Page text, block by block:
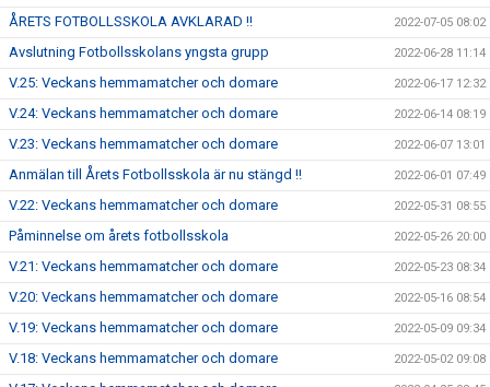
ÅRETS FOTBOLLSSKOLA AVKLARAD !! 2022-07-05 08:02
Avslutning Fotbollsskolans yngsta grupp 2022-06-28 11:14
V.25: Veckans hemmamatcher och domare 2022-06-17 12:32
V.24: Veckans hemmamatcher och domare 2022-06-14 08:19
V.23: Veckans hemmamatcher och domare 2022-06-07 13:01
Anmälan till Årets Fotbollsskola är nu stängd !! 2022-06-01 07:49
V.22: Veckans hemmamatcher och domare 2022-05-31 08:55
Påminnelse om årets fotbollsskola 2022-05-26 20:00
V.21: Veckans hemmamatcher och domare 2022-05-23 08:34
V.20: Veckans hemmamatcher och domare 2022-05-16 08:54
V.19: Veckans hemmamatcher och domare 2022-05-09 09:34
V.18: Veckans hemmamatcher och domare 2022-05-02 09:08